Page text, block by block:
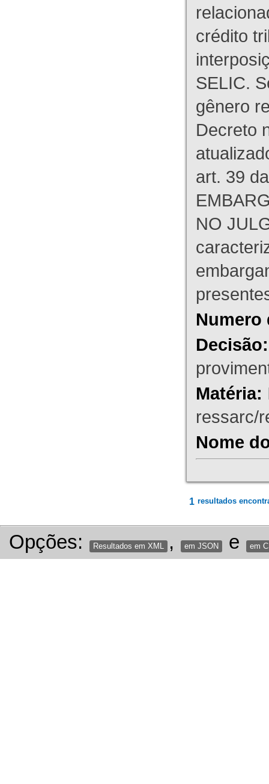
crédito
SELIC.
gênero
Decreto
art. 39
NO
Numero
Decisão:
Matéria:
ressarc/
Nome
1 resultados
Opções: Resultados em XML , em JSON e em